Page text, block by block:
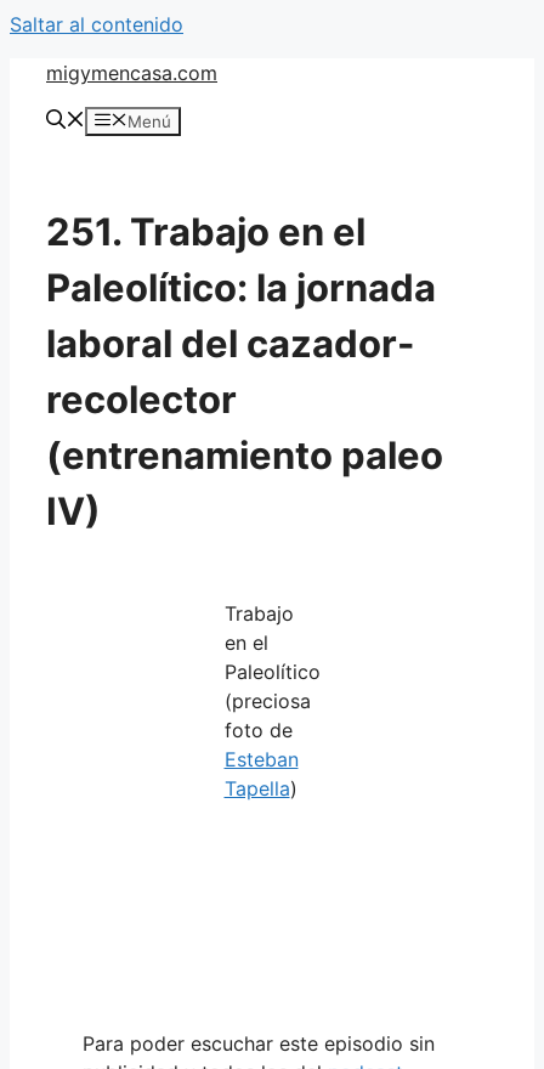
Saltar al contenido
migymencasa.com
Menú
251. Trabajo en el
Paleolítico: la jornada
laboral del cazador-
recolector
(entrenamiento paleo
IV)
Trabajo
en el
Paleolítico
(preciosa
foto de
Esteban
Tapella)
Para poder escuchar este episodio sin